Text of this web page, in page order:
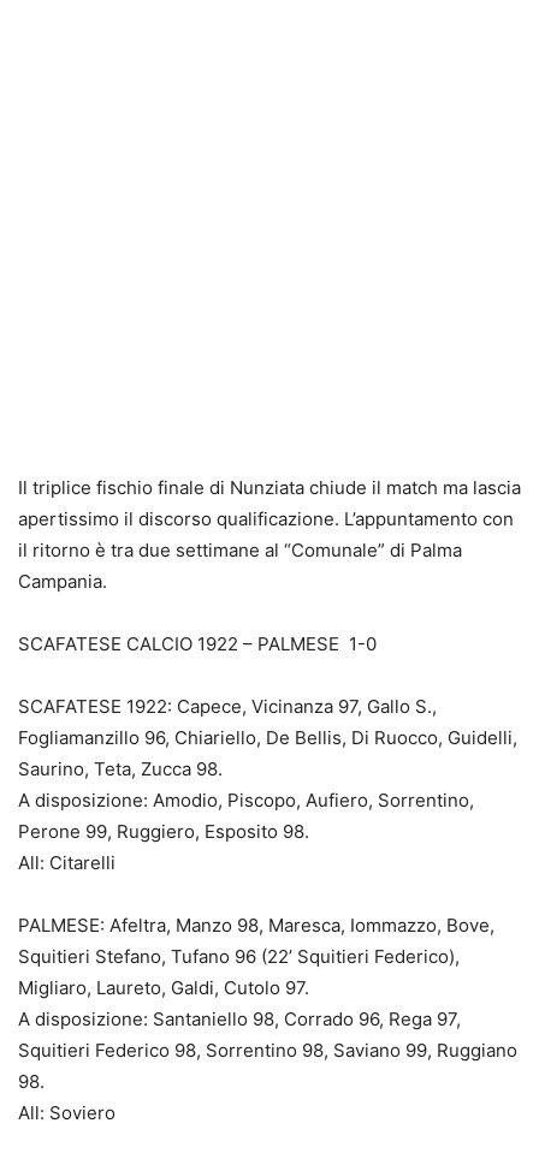
Il triplice fischio finale di Nunziata chiude il match ma lascia
apertissimo il discorso qualificazione. L’appuntamento con
il ritorno è tra due settimane al “Comunale” di Palma
Campania.
SCAFATESE CALCIO 1922 – PALMESE 1-0
SCAFATESE 1922: Capece, Vicinanza 97, Gallo S.,
Fogliamanzillo 96, Chiariello, De Bellis, Di Ruocco, Guidelli,
Saurino, Teta, Zucca 98.
A disposizione: Amodio, Piscopo, Aufiero, Sorrentino,
Perone 99, Ruggiero, Esposito 98.
All: Citarelli
PALMESE: Afeltra, Manzo 98, Maresca, Iommazzo, Bove,
Squitieri Stefano, Tufano 96 (22’ Squitieri Federico),
Migliaro, Laureto, Galdi, Cutolo 97.
A disposizione: Santaniello 98, Corrado 96, Rega 97,
Squitieri Federico 98, Sorrentino 98, Saviano 99, Ruggiano
98.
All: Soviero